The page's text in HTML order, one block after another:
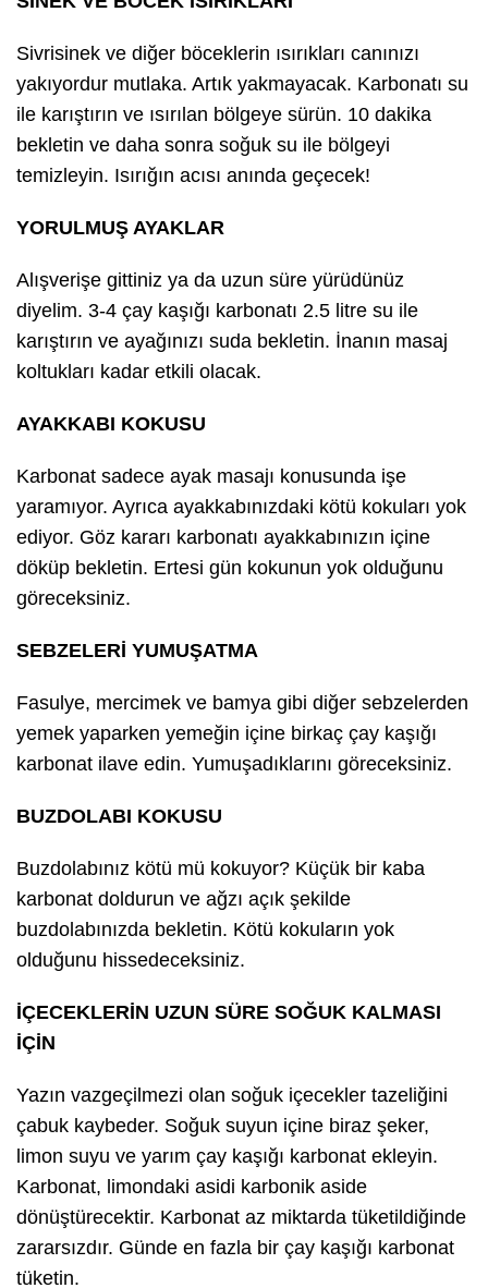
Sivrisinek ve diğer böceklerin ısırıkları canınızı
yakıyordur mutlaka. Artık yakmayacak. Karbonatı su
ile karıştırın ve ısırılan bölgeye sürün. 10 dakika
bekletin ve daha sonra soğuk su ile bölgeyi
temizleyin. Isırığın acısı anında geçecek!
YORULMUŞ AYAKLAR
Alışverişe gittiniz ya da uzun süre yürüdünüz
diyelim. 3-4 çay kaşığı karbonatı 2.5 litre su ile
karıştırın ve ayağınızı suda bekletin. İnanın masaj
koltukları kadar etkili olacak.
AYAKKABI KOKUSU
Karbonat sadece ayak masajı konusunda işe
yaramıyor. Ayrıca ayakkabınızdaki kötü kokuları yok
ediyor. Göz kararı karbonatı ayakkabınızın içine
döküp bekletin. Ertesi gün kokunun yok olduğunu
göreceksiniz.
SEBZELERİ YUMUŞATMA
Fasulye, mercimek ve bamya gibi diğer sebzelerden
yemek yaparken yemeğin içine birkaç çay kaşığı
karbonat ilave edin. Yumuşadıklarını göreceksiniz.
BUZDOLABI KOKUSU
Buzdolabınız kötü mü kokuyor? Küçük bir kaba
karbonat doldurun ve ağzı açık şekilde
buzdolabınızda bekletin. Kötü kokuların yok
olduğunu hissedeceksiniz.
İÇECEKLERİN UZUN SÜRE SOĞUK KALMASI
İÇİN
Yazın vazgeçilmezi olan soğuk içecekler tazeliğini
çabuk kaybeder. Soğuk suyun içine biraz şeker,
limon suyu ve yarım çay kaşığı karbonat ekleyin.
Karbonat, limondaki asidi karbonik aside
dönüştürecektir. Karbonat az miktarda tüketildiğinde
zararsızdır. Günde en fazla bir çay kaşığı karbonat
tüketin.